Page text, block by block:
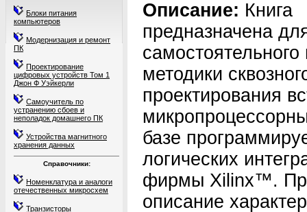
Блоки питания
компьютеров
Модернизация и ремонт
ПК
Проектирование
цифровых устройств Том 1
Джон Ф Уэйкерли
Самоучитель по
устранению сбоев и
неполадок домашнего ПК
Устройства магнитного
хранения данных
Справочники:
Номенклатура и аналоги
отечественных микросхем
Транзисторы
Описание: Книга
предназначена
самостоятельного
методики
проектирования
базе
логических
фирмы Xilinx™.
описание